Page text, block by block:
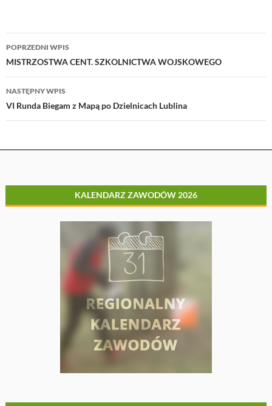
Nawigacja
wpisu
POPRZEDNI WPIS
MISTRZOSTWA CENT. SZKOLNICTWA WOJSKOWEGO
NASTĘPNY WPIS
VI Runda Biegam z Mapą po Dzielnicach Lublina
KALENDARZ ZAWODÓW 2026